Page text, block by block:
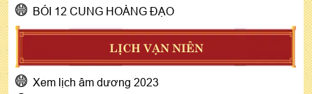
BÓI 12 CUNG HOÀNG ĐẠO
LỊCH VẠN NIÊN
Xem lịch âm dương 2023